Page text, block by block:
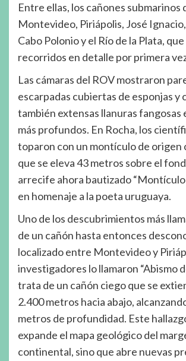
Entre ellas, los cañones submarinos
Montevideo, Piriápolis, José
Cabo Polonio y el Río de la Plata,
recorridos en detalle por primera
Las cámaras del ROV mostraron
escarpadas cubiertas de esponjas y
también extensas llanuras fangosas
más profundos. En Rocha, los
toparon con un montículo de origen
que se eleva 43 metros sobre el
arrecife ahora bautizado “Montículo
en homenaje a la poeta uruguaya.
Uno de los descubrimientos más
de un cañón hasta entonces
localizado entre Montevideo y
investigadores lo llamaron “Abismo
trata de un cañón ciego que se
2.400 metros hacia abajo,
metros de profundidad. Este
expande el mapa geológico del
continental, sino que abre nuevas